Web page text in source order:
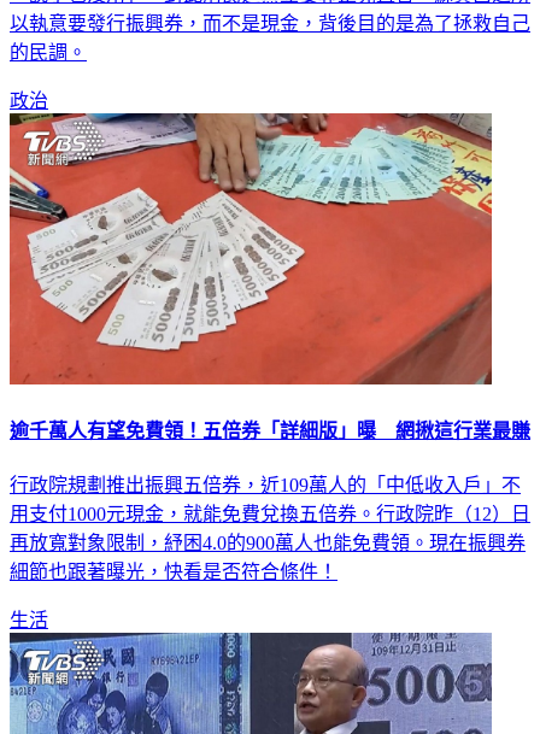
以執意要發行振興券，而不是現金，背後目的是為了拯救自己
的民調。
政治
逾千萬人有望免費領！五倍券「詳細版」曝 網揪這行業最賺
行政院規劃推出振興五倍券，近109萬人的「中低收入戶」不
用支付1000元現金，就能免費兌換五倍券。行政院昨（12）日
再放寬對象限制，紓困4.0的900萬人也能免費領。現在振興券
細節也跟著曝光，快看是否符合條件！
生活